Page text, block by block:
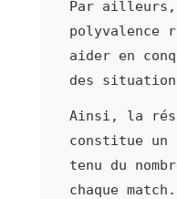
Par ailleurs,
polyvalence
aider en
des
Ainsi, la
constitue un
tenu du
chaque match.